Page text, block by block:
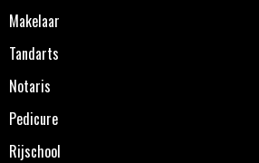
Makelaar
Tandarts
Notaris
Pedicure
Rijschool